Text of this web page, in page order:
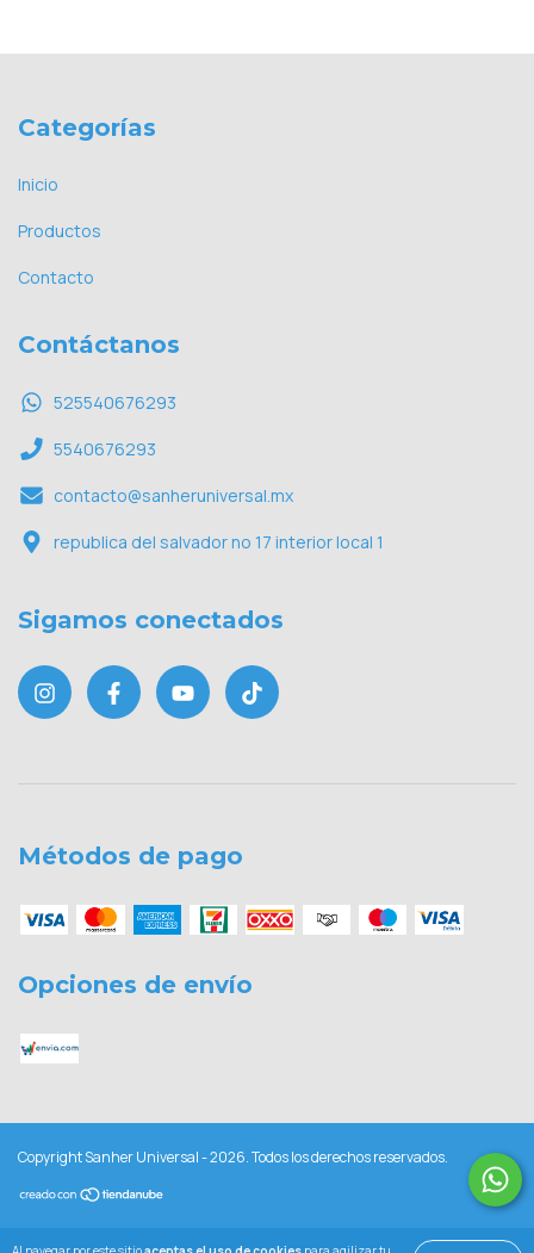
Categorías
Inicio
Productos
Contacto
Contáctanos
525540676293
5540676293
contacto@sanheruniversal.mx
republica del salvador no 17 interior local 1
Sigamos conectados
Métodos de pago
Opciones de envío
Copyright Sanher Universal - 2026. Todos los derechos reservados.